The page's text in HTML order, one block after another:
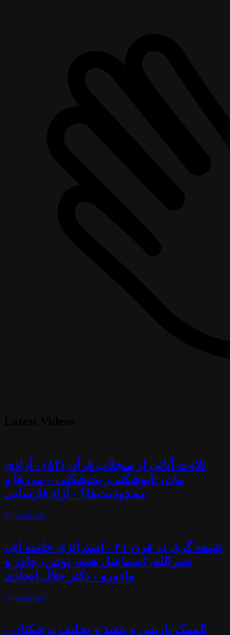
تلاوت آیاتی از منجلاب قرآن (۸۴) - آزادی
بیان، تابوشکنی، بت‌شکنی – مرزها و
محدودیت‌ها؟ - آزاد فارسانی
56 years ago
شیعه گری در قرن ۲۱ - استراتژی خامنه ای،
نصرالله، اسماعیل هنیه، پوتین، چاوز و
مادورو - دکتر جلال ایجادی
56 years ago
المپیک پاریس و تنفیذ و تحلیف پزشکیان -